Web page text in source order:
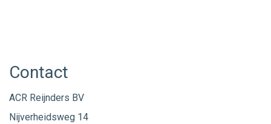
Contact
ACR Reijnders BV
Nijverheidsweg 14